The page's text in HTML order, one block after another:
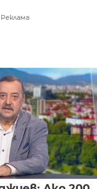
Реклама